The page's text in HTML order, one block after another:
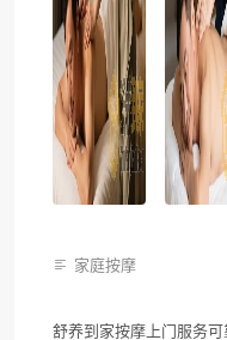
家庭按摩
舒养到家按摩上门服务